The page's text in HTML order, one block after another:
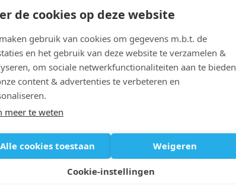
de cookies op deze website
gebruik van cookies om gegevens m.b.t. de
en het gebruik van deze website te verzamelen &
om sociale netwerkfunctionaliteiten aan te bieden
content & advertenties te verbeteren en
meer te weten
Alle cookies toestaan Weigeren
Cookie-instellingen